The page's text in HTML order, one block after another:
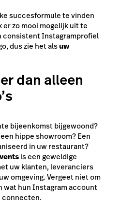
succesformule te vinden
zo mooi mogelijk uit te
consistent Instagramprofiel
dus zie het alsuw
dan alleen
bijeenkomst bijgewoond?
hippe showroom? Een
in uw restaurant?
is een geweldige
uw klanten, leveranciers
omgeving. Vergeet niet om
wat hun Instagram account
connecten.